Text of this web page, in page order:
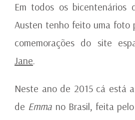
Em todos os bicentenários
Austen tenho feito uma foto
comemorações do site
Jane.
Neste ano de 2015 cá está
de Emma no Brasil, feita